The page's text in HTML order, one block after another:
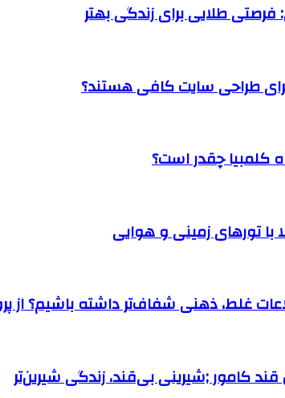
طلایی برای زندگی بهتر
برای طراحی سایت کافی هستند؟
کلمبیا چقدر است؟
با تورهای زمینی و هوایی
غلط، ذهنی شفاف‌تر داشته باشیم؟ از
کامور ;شیرینی بی‌قند، زندگی شیرین‌تر